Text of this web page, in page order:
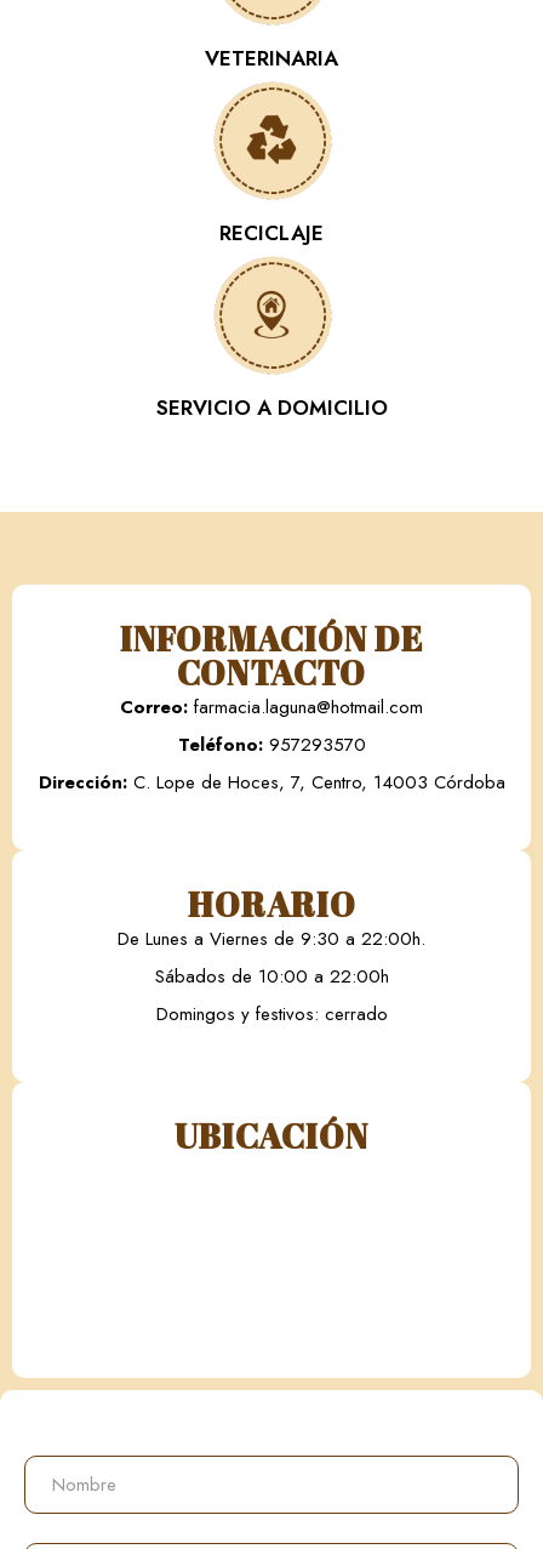
VETERINARIA
RECICLAJE
SERVICIO A DOMICILIO
INFORMACIÓN DE
CONTACTO
Correo: farmacia.laguna@hotmail.com
Teléfono: 957293570
Dirección: C. Lope de Hoces, 7, Centro, 14003 Córdoba
HORARIO
De Lunes a Viernes de 9:30 a 22:00h.
Sábados de 10:00 a 22:00h
Domingos y festivos: cerrado
UBICACIÓN